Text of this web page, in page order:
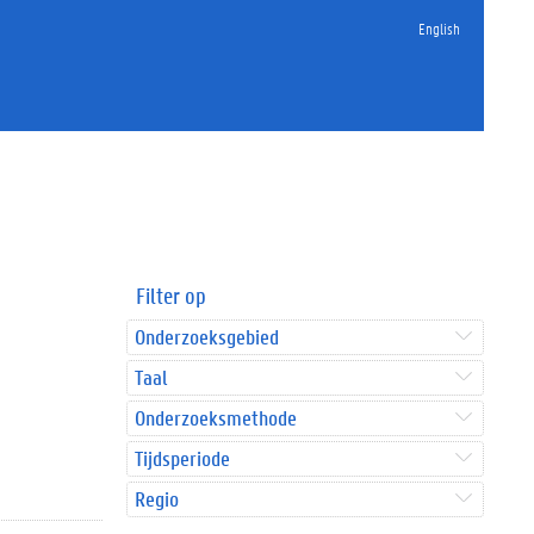
English
Filter op
Onderzoeksgebied
Taal
Onderzoeksmethode
Tijdsperiode
Regio